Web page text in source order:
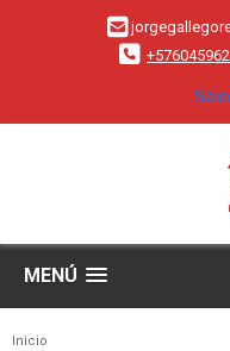
MENÚ
Inicio